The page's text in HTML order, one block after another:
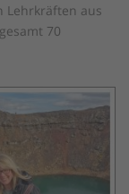
Lehrkräften aus
70